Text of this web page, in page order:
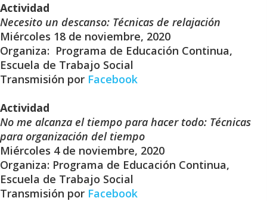
Actividad
Necesito un descanso: Técnicas de relajación
Miércoles 18 de noviembre, 2020
Organiza: Programa de Educación Continua,
Escuela de Trabajo Social
Transmisión por Facebook
Actividad
No me alcanza el tiempo para hacer todo: Técnicas
para organización del tiempo
Miércoles 4 de noviembre, 2020
Organiza: Programa de Educación Continua,
Escuela de Trabajo Social
Transmisión por Facebook